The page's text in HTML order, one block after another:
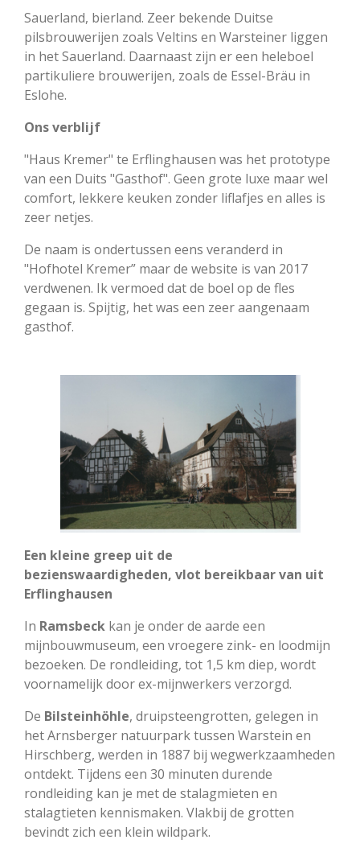
Sauerland, bierland. Zeer bekende Duitse
pilsbrouwerijen zoals Veltins en Warsteiner liggen
in het Sauerland. Daarnaast zijn er een heleboel
partikuliere brouwerijen, zoals de Essel-Bräu in
Eslohe.
Ons verblijf
"Haus Kremer" te Erflinghausen was het prototype
van een Duits "Gasthof". Geen grote luxe maar wel
comfort, lekkere keuken zonder liflafjes en alles is
zeer netjes.
De naam is ondertussen eens veranderd in
"Hofhotel Kremer” maar de website is van 2017
verdwenen. Ik vermoed dat de boel op de fles
gegaan is. Spijtig, het was een zeer aangenaam
gasthof.
Een kleine greep uit de
bezienswaardigheden, vlot bereikbaar van uit
Erflinghausen
In Ramsbeck kan je onder de aarde een
mijnbouwmuseum, een vroegere zink- en loodmijn
bezoeken. De rondleiding, tot 1,5 km diep, wordt
voornamelijk door ex-mijnwerkers verzorgd.
De Bilsteinhöhle, druipsteengrotten, gelegen in
het Arnsberger natuurpark tussen Warstein en
Hirschberg, werden in 1887 bij wegwerkzaamheden
ontdekt. Tijdens een 30 minuten durende
rondleiding kan je met de stalagmieten en
stalagtieten kennismaken. Vlakbij de grotten
bevindt zich een klein wildpark.